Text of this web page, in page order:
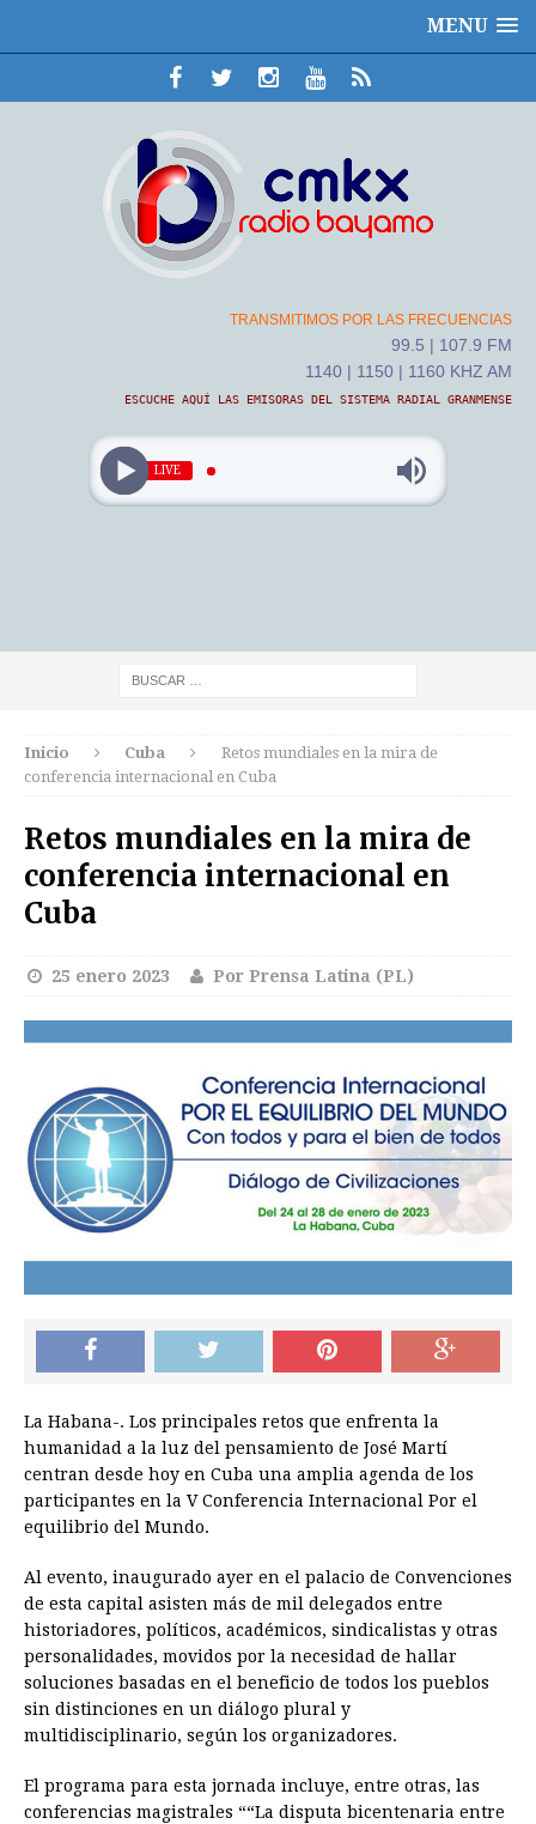
MENU
TRANSMITIMOS POR LAS FRECUENCIAS
99.5 | 107.9 FM
1140 | 1150 | 1160 KHZ AM
ESCUCHE AQUÍ LAS EMISORAS DEL SISTEMA RADIAL GRANMENSE
LIVE
Inicio Cuba
Retos mundiales en la mira de
conferencia internacional en Cuba
Retos mundiales en la mira de
conferencia internacional en
Cuba
25 enero 2023 Por Prensa Latina (PL)
La Habana-. Los principales retos que enfrenta la
humanidad a la luz del pensamiento de José Martí
centran desde hoy en Cuba una amplia agenda de los
participantes en la V Conferencia Internacional Por el
equilibrio del Mundo.
Al evento, inaugurado ayer en el palacio de Convenciones
de esta capital asisten más de mil delegados entre
historiadores, políticos, académicos, sindicalistas y otras
personalidades, movidos por la necesidad de hallar
soluciones basadas en el beneficio de todos los pueblos
sin distinciones en un diálogo plural y
multidisciplinario, según los organizadores.
El programa para esta jornada incluye, entre otras, las
conferencias magistrales ““La disputa bicentenaria entre